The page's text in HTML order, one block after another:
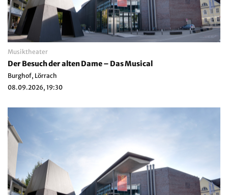
Musiktheater
Der Besuch der alten Dame – Das Musical
Burghof, Lörrach
08.09.2026, 19:30